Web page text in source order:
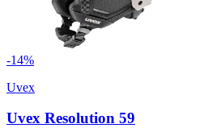
-14%
Uvex
Uvex Resolution 59